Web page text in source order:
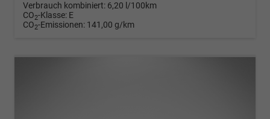
Verbrauch kombiniert: 6,20 l/100km
CO2-Klasse: E
CO2-Emissionen: 141,00 g/km